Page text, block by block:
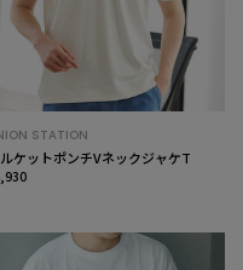
STATION
ケットポンチVネックジャケT